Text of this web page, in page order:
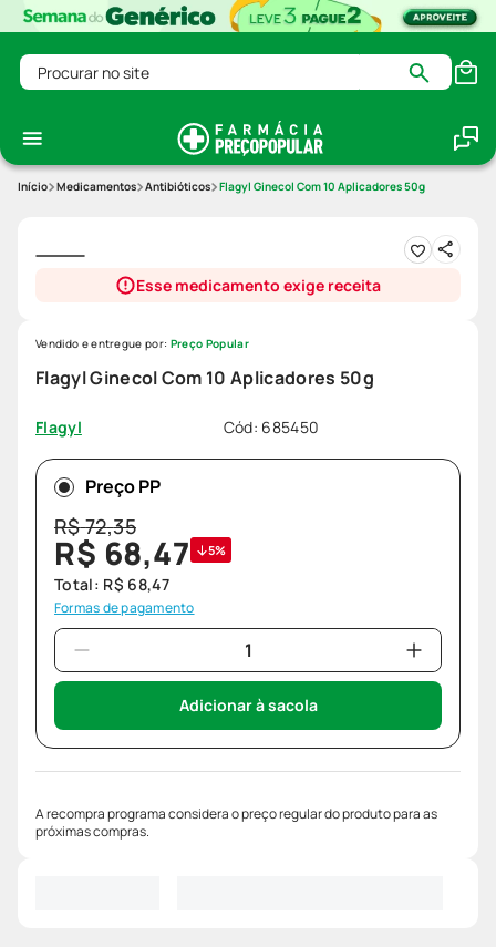
Procurar no site
Medicamentos Antibióticos Flagyl Ginecol Com 10 Aplicadores 50g
Esse medicamento exige receita
Flagyl Ginecol Com 10 Aplicadores 50g
Flagyl Cód: 685450
Vendido e entregue por: Preço Popular
Preço PP
R$72,35
R$ 68,47 5%
Total: R$ 68,47
Formas de pagamento
Adicionar à sacola
A recompra programa considera o preço regular do produto para as
próximas compras.